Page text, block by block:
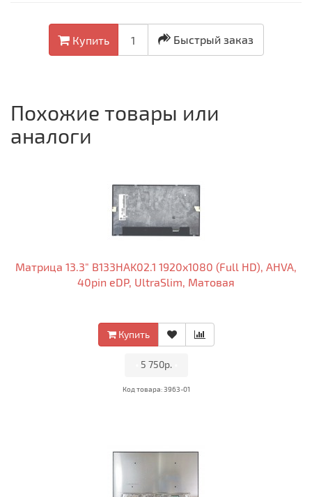
Купить Быстрый заказ
Похожие товары или
аналоги
Матрица 13.3" B133HAK02.1 1920x1080 (Full HD), AHVA,
40pin eDP, UltraSlim, Матовая
Купить
5 750р.
Код товара: 3963-01